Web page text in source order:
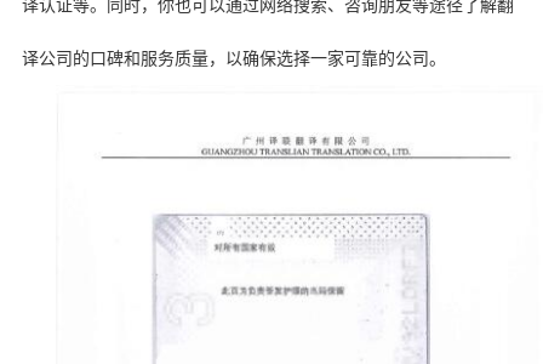
译认证等。同时，你也可以通过网络搜索、咨询朋友等途径了解翻
译公司的口碑和服务质量，以确保选择一家可靠的公司。